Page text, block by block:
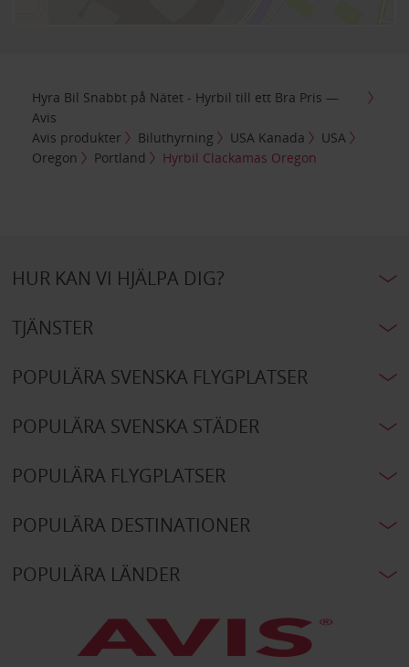
Hyra Bil Snabbt på Nätet - Hyrbil till ett Bra Pris —
Avis
Avis produkter
Biluthyrning USA Kanada
USA
Oregon
Portland Hyrbil Clackamas Oregon
HUR KAN VI HJÄLPA DIG?
TJÄNSTER
POPULÄRA SVENSKA FLYGPLATSER
POPULÄRA SVENSKA STÄDER
POPULÄRA FLYGPLATSER
POPULÄRA DESTINATIONER
POPULÄRA LÄNDER